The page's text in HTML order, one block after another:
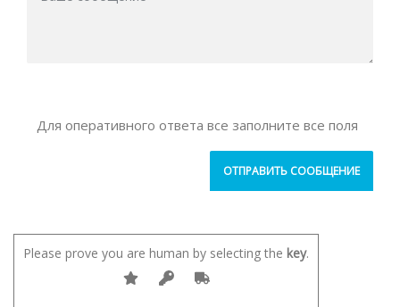
Для оперативного ответа все заполните все поля
Please prove you are human by selecting the key.